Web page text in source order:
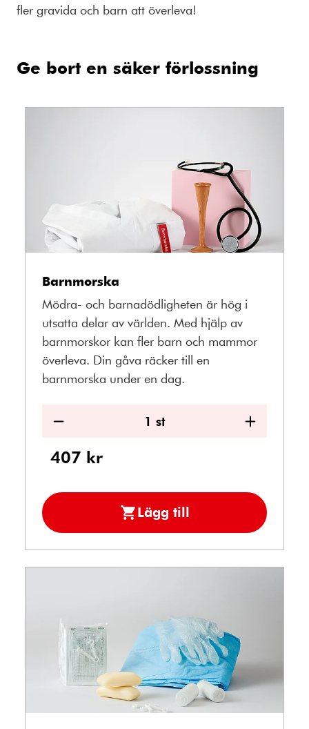
fler gravida och barn att överleva!
Ge bort en säker förlossning
Barnmorska
Mödra- och barnadödligheten är hög i
utsatta delar av världen. Med hjälp av
barnmorskor kan fler barn och mammor
överleva. Din gåva räcker till en
barnmorska under en dag.
1 st
Öka
407 kr
Lägg till
Barnmorska
i
kundvagn.